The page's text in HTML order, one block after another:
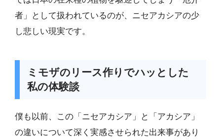
者」として扱われているのが、ニセアカシアの少
し悲しい現実です。
ミモザのリース作りでハッとした
私の体験談
僕も以前、この「ニセアカシア」と「アカシア」
の違いについて深く実感させられた出来事があり